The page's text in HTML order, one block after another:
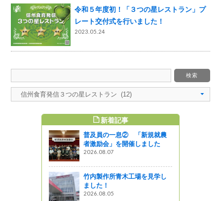
令和５年度初！「３つの星レストラン」プ
レート交付式を行いました！
2023.05.24
新着記事
普及員の一息② 「新規就農
者激励会」を開催しました
2026.08.07
竹内製作所青木工場を見学し
ました！
2026.08.05